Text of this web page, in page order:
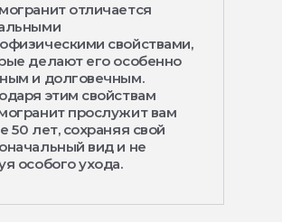
отличается
свойствами,
делают его особенно
и долговечным.
этим свойствам
прослужит вам
50 лет, сохраняя свой
вид и не
особого ухода.